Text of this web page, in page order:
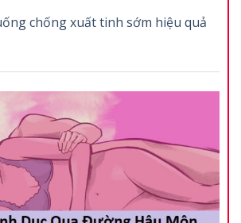
chống xuất tinh sớm hiệu quả